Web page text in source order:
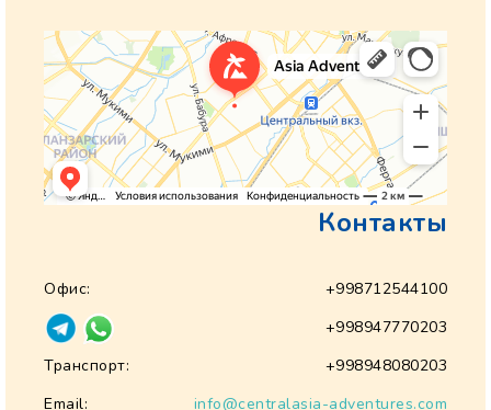
Контакты
Офис:
+998712544100
+998947770203
Транспорт:
+998948080203
Email:
info@centralasia-adventures.com